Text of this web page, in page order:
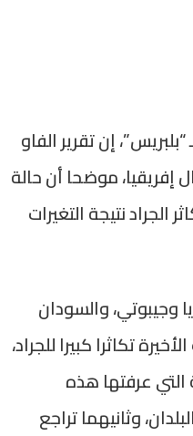
إن تقرير الفاو
موضحا أن حالة
نتيجة التغيرات
وجيبوتي، والسودان
تكاثرا كبيرا للجراد،
التي عرفتها هذه
من البلدان، وثانيهما تراجع